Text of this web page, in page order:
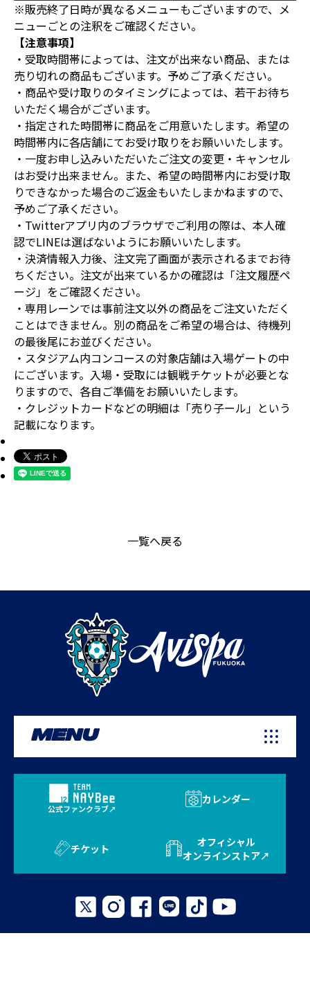
※販売終了日時が異なるメニューもございますので、メ
ニューごとの注釈をご確認ください。
【注意事項】
・受取時間帯によっては、注文が出来ない商品、または
売り切れの商品もございます。予めご了承ください。
・商品や受け取りのタイミングによっては、若干お待ち
いただく場合がございます。
・指定された時間帯に商品をご用意いたします。希望の
時間帯内に各店舗にてお受け取りをお願いいたします。
・一度お申し込みいただいたご注文の変更・キャンセル
はお受け出来ません。また、希望の時間帯内にお受け取
りできなかった場合のご返金もいたしまかねますので、
予めご了承ください。
・Twitterアプリ内のブラウザでご利用の際は、本人確
認でLINEは選ばないようにお願いいたします。
・決済情報入力後、注文完了画面が表示されるまでお待
ちください。注文が出来ているかの確認は「注文履歴ペ
ージ」をご確認ください。
・専用レーンでは事前注文以外の商品をご注文いただく
ことはできません。別の商品をご希望の場合は、待機列
の最後尾にお並びください。
・スタジアム内コンコースの対象店舗は入場ゲートの中
にございます。入場・受取には観戦チケットが必要とな
りますので、各自ご準備をお願いいたします。
・クレジットカードなどの明細は「売り子ール」という
記載になります。
一覧へ戻る
MENU
公式ファンクラブ
カレンダー
チケット
オフィシャル
オンラインストア